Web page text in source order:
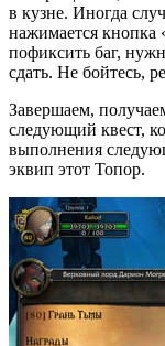
в кузне. Иногда
нажимается кнопка
пофиксить баг,
сдать. Не бойтесь,
Завершаем,
следующий квест,
выполнения
эквип этот Топор.